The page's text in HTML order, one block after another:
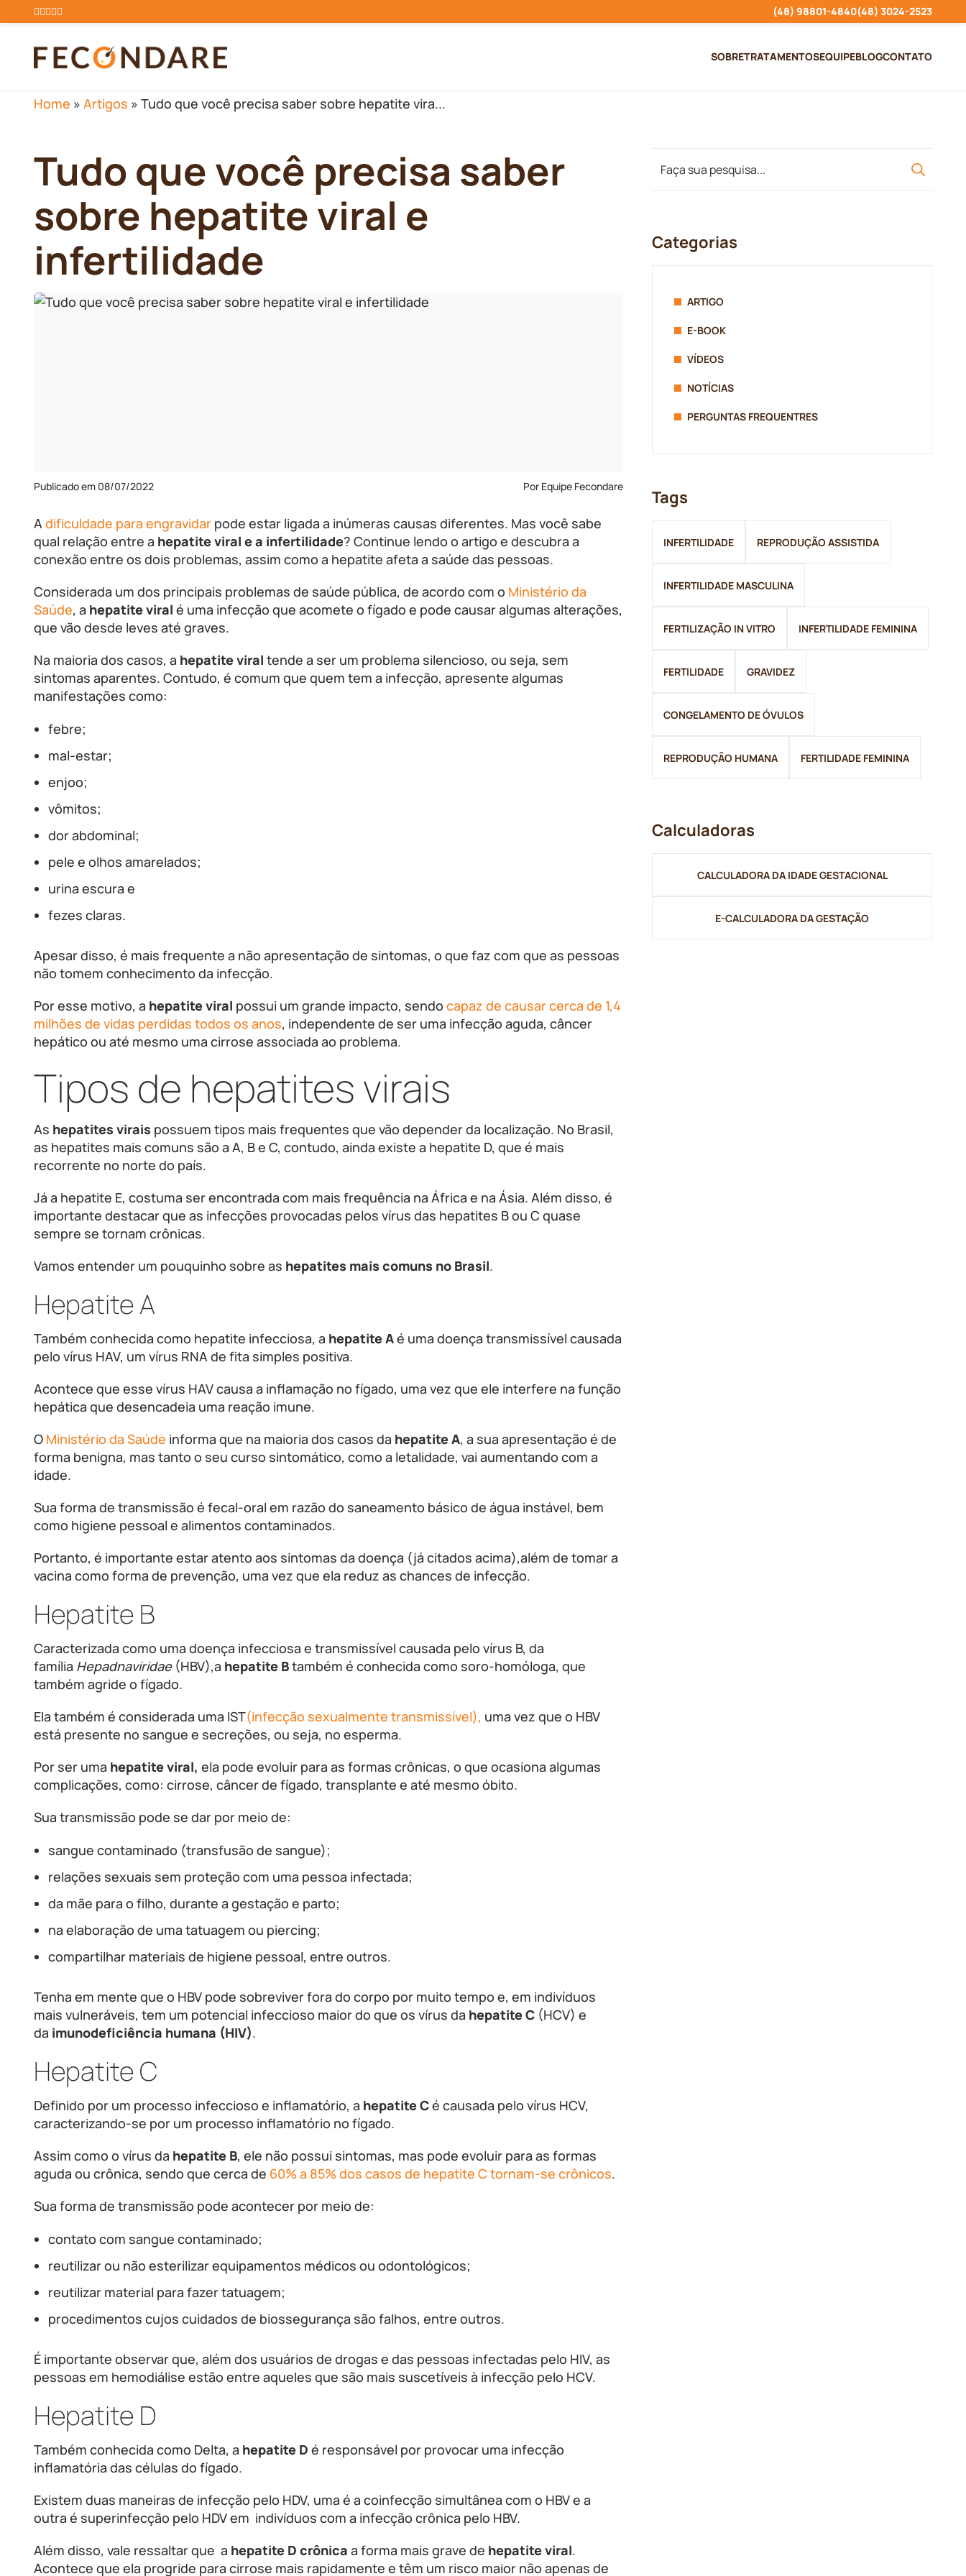
(48) 98801-4840(48) 3024-2523
SOBRETRATAMENTOSEQUIPEBLOGCONTATO
Home » Artigos » Tudo que você precisa saber sobre hepatite vira...
Tudo que você precisa saber
sobre hepatite viral e
infertilidade
Publicado em 08/07/2022 Por Equipe Fecondare
A dificuldade para engravidar pode estar ligada a inúmeras causas diferentes. Mas você sabe
qual relação entre a hepatite viral e a infertilidade? Continue lendo o artigo e descubra a
conexão entre os dois problemas, assim como a hepatite afeta a saúde das pessoas.
Considerada um dos principais problemas de saúde pública, de acordo com o Ministério da
Saúde, a hepatite viral é uma infecção que acomete o fígado e pode causar algumas alterações,
que vão desde leves até graves.
Na maioria dos casos, a hepatite viral tende a ser um problema silencioso, ou seja, sem
sintomas aparentes. Contudo, é comum que quem tem a infecção, apresente algumas
manifestações como:
febre;
mal-estar;
enjoo;
vômitos;
dor abdominal;
pele e olhos amarelados;
urina escura e
fezes claras.
Apesar disso, é mais frequente a não apresentação de sintomas, o que faz com que as pessoas
não tomem conhecimento da infecção.
Por esse motivo, a hepatite viral possui um grande impacto, sendo capaz de causar cerca de 1,4
milhões de vidas perdidas todos os anos, independente de ser uma infecção aguda, câncer
hepático ou até mesmo uma cirrose associada ao problema.
Tipos de hepatites virais
As hepatites virais possuem tipos mais frequentes que vão depender da localização. No Brasil,
as hepatites mais comuns são a A, B e C, contudo, ainda existe a hepatite D, que é mais
recorrente no norte do país.
Já a hepatite E, costuma ser encontrada com mais frequência na África e na Ásia. Além disso, é
importante destacar que as infecções provocadas pelos vírus das hepatites B ou C quase
sempre se tornam crônicas.
Vamos entender um pouquinho sobre as hepatites mais comuns no Brasil.
Hepatite A
Também conhecida como hepatite infecciosa, a hepatite Aé uma doença transmissível causada
pelo vírus HAV, um vírus RNA de fita simples positiva.
Acontece que esse vírus HAV causa a inflamação no fígado, uma vez que ele interfere na função
hepática que desencadeia uma reação imune.
O Ministério da Saúde informa que na maioria dos casos da hepatite A, a sua apresentação é de
forma benigna, mas tanto o seu curso sintomático, como a letalidade, vai aumentando com a
idade.
Sua forma de transmissão é fecal-oral em razão do saneamento básico de água instável, bem
como higiene pessoal e alimentos contaminados.
Portanto, é importante estar atento aos sintomas da doença (já citados acima),além de tomar a
vacina como forma de prevenção, uma vez que ela reduz as chances de infecção.
Hepatite B
Caracterizada como uma doença infecciosa e transmissível causada pelo vírus B, da
família Hepadnaviridae (HBV),a hepatite Btambém é conhecida como soro-homóloga, que
também agride o fígado.
Ela também é considerada uma IST(infecção sexualmente transmissível), uma vez que o HBV
está presente no sangue e secreções, ou seja, no esperma.
Por ser uma hepatite viral, ela pode evoluir para as formas crônicas, o que ocasiona algumas
complicações, como: cirrose, câncer de fígado, transplante e até mesmo óbito.
Sua transmissão pode se dar por meio de:
sangue contaminado (transfusão de sangue);
relações sexuais sem proteção com uma pessoa infectada;
da mãe para o filho, durante a gestação e parto;
na elaboração de uma tatuagem ou piercing;
compartilhar materiais de higiene pessoal, entre outros.
Tenha em mente que o HBV pode sobreviver fora do corpo por muito tempo e, em indivíduos
mais vulneráveis, tem um potencial infeccioso maior do que os vírus da hepatite C (HCV) e
da imunodeficiência humana (HIV).
Hepatite C
Definido por um processo infeccioso e inflamatório, a hepatite Cé causada pelo vírus HCV,
caracterizando-se por um processo inflamatório no fígado.
Assim como o vírus da hepatite B, ele não possui sintomas, mas pode evoluir para as formas
aguda ou crônica, sendo que cerca de 60% a 85% dos casos de hepatite C tornam-se crônicos.
Sua forma de transmissão pode acontecer por meio de:
contato com sangue contaminado;
reutilizar ou não esterilizar equipamentos médicos ou odontológicos;
reutilizar material para fazer tatuagem;
procedimentos cujos cuidados de biossegurança são falhos, entre outros.
É importante observar que, além dos usuários de drogas e das pessoas infectadas pelo HIV, as
pessoas em hemodiálise estão entre aqueles que são mais suscetíveis à infecção pelo HCV.
Hepatite D
Também conhecida como Delta, a hepatite D é responsável por provocar uma infecção
inflamatória das células do fígado.
Existem duas maneiras de infecção pelo HDV, uma é a coinfecção simultânea com o HBV e a
outra é superinfecção pelo HDV em indivíduos com a infecção crônica pelo HBV.
Além disso, vale ressaltar que a hepatite D crônica a forma mais grave de hepatite viral.
Acontece que ela progride para cirrose mais rapidamente e têm um risco maior não apenas de
Categorias
ARTIGO
E-BOOK
VÍDEOS
NOTÍCIAS
PERGUNTAS FREQUENTRES
Tags
INFERTILIDADE REPRODUÇÃO ASSISTIDA
INFERTILIDADE MASCULINA
FERTILIZAÇÃO IN VITRO INFERTILIDADE FEMININA
FERTILIDADE GRAVIDEZ
CONGELAMENTO DE ÓVULOS
REPRODUÇÃO HUMANA FERTILIDADE FEMININA
Calculadoras
CALCULADORA DA IDADE GESTACIONAL
E-CALCULADORA DA GESTAÇÃO